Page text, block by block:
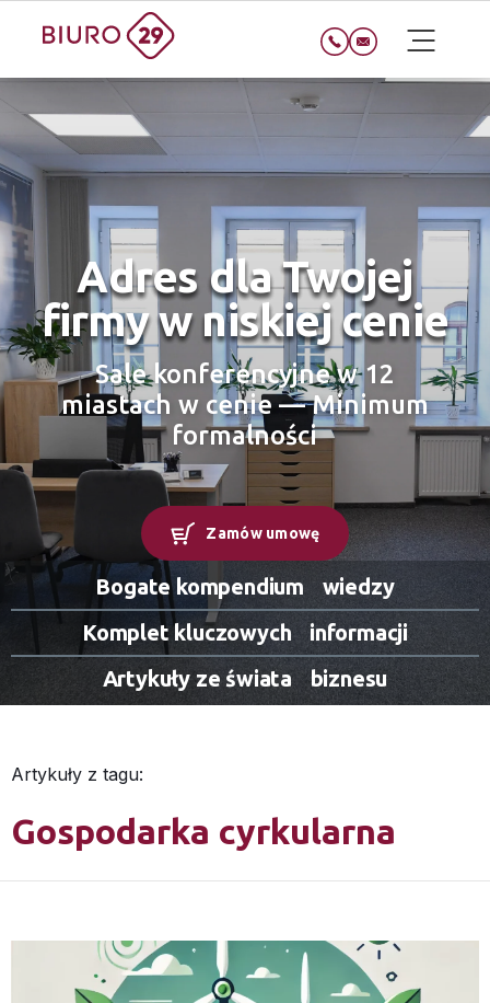
Adres dla Twojej
firmy w niskiej cenie
Sale konferencyjne w 12
miastach w cenie — Minimum
formalności
Bogate kompendium wiedzy
Komplet kluczowych informacji
Artykuły ze świata biznesu
Zamów umowę
Artykuły z tagu:
Gospodarka cyrkularna